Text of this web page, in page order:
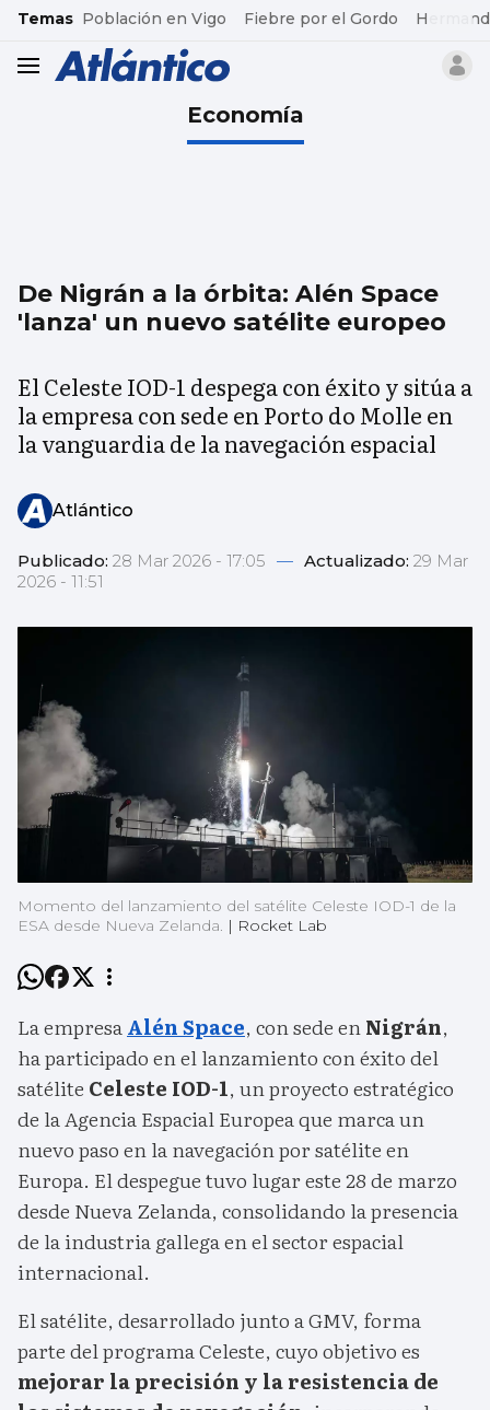
common.go-to-content
Temas Población en Vigo Fiebre por el Gordo
header.menu.open
Economía
De Nigrán a la órbita: Alén Space
'lanza' un nuevo satélite europeo
El Celeste IOD-1 despega con éxito y sitúa a
la empresa con sede en Porto do Molle en
la vanguardia de la navegación espacial
Atlántico
Publicado: 28 Mar 2026 - 17:05 — Actualizado: 29 Mar
2026 - 11:51
Momento del lanzamiento del satélite Celeste IOD-1 de la
ESA desde Nueva Zelanda. | Rocket Lab
La empresaAlén Space, con sede enNigrán,
ha participado en el lanzamiento con éxito del
satélite Celeste IOD-1, un proyecto estratégico
de la Agencia Espacial Europea que marca un
nuevo paso en la navegación por satélite en
Europa. El despegue tuvo lugar este 28 de marzo
desde Nueva Zelanda, consolidando la presencia
de la industria gallega en el sector espacial
internacional.
El satélite, desarrollado junto a GMV, forma
parte del programa Celeste, cuyo objetivo es
mejorar la precisión y la resistencia de